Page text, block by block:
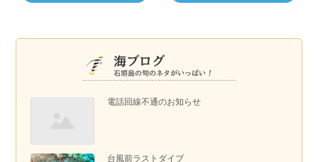
電話回線不通のお知らせ
台風前ラストダイブ